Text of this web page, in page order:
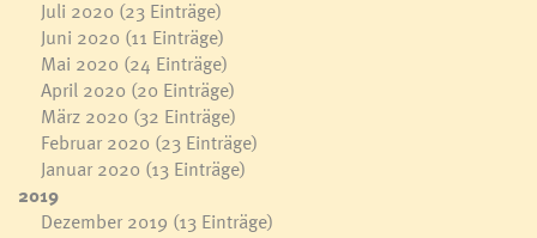
Juli 2020 (23 Einträge)
Juni 2020 (11 Einträge)
Mai 2020 (24 Einträge)
April 2020 (20 Einträge)
März 2020 (32 Einträge)
Februar 2020 (23 Einträge)
Januar 2020 (13 Einträge)
2019
Dezember 2019 (13 Einträge)